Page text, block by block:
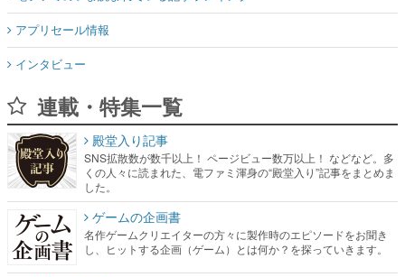
アプリセール情報
インタビュー
連載・特集一覧
殿堂入り記事
SNS拡散数が数千以上！ ページビュー数万以上！ などなど。多
くの人々に読まれた、電ファミ渾身の“殿堂入り”記事をまとめま
した。
ゲームの企画書
名作ゲームクリエイターの方々に製作時のエピソードをお聞き
し、ヒットする企画（ゲーム）とは何か？を探っていきます。